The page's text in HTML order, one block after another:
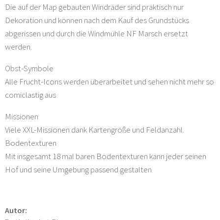
Die auf der Map gebauten Windräder sind praktisch nur
Dekoration und können nach dem Kauf des Grundstücks
abgerissen und durch die Windmühle NF Marsch ersetzt
werden.
Obst-Symbole
Alle Frucht-Icons werden überarbeitet und sehen nicht mehr so
comiclastig aus
Missionen
Viele XXL-Missionen dank Kartengröße und Feldanzahl.
Bodentexturen
Mit insgesamt 18 mal baren Bodentexturen kann jeder seinen
Hof und seine Umgebung passend gestalten
Autor: